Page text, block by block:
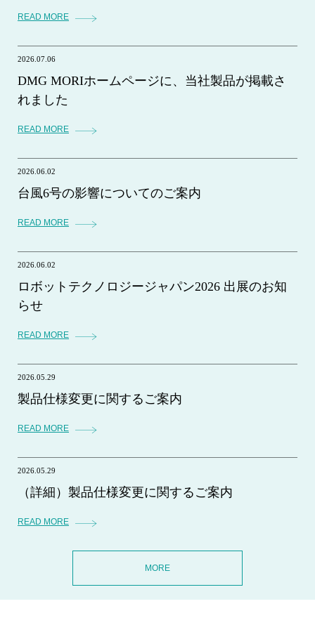
READ MORE
2026.07.06
DMG MORIホームページに、当社製品が掲載さ
れました
READ MORE
2026.06.02
台風6号の影響についてのご案内
READ MORE
2026.06.02
ロボットテクノロジージャパン2026 出展のお知
らせ
READ MORE
2026.05.29
製品仕様変更に関するご案内
READ MORE
2026.05.29
（詳細）製品仕様変更に関するご案内
READ MORE
MORE